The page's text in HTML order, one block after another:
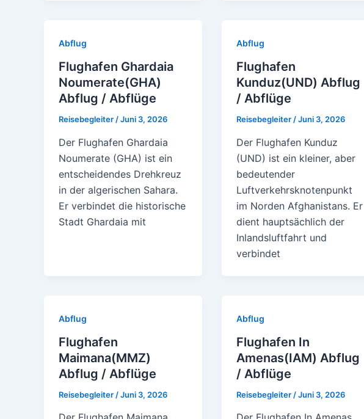
Abflug
Flughafen Ghardaia
Noumerate(GHA)
Abflug / Abflüge
Reisebegleiter /Juni 3, 2026
Der Flughafen Ghardaia
Noumerate (GHA) ist ein
entscheidendes Drehkreuz
in der algerischen Sahara.
Er verbindet die historische
Stadt Ghardaia mit
Abflug
Flughafen
Kunduz(UND) Abflug
/ Abflüge
Reisebegleiter /Juni 3, 2026
Der Flughafen Kunduz
(UND) ist ein kleiner, aber
bedeutender
Luftverkehrsknotenpunkt
im Norden Afghanistans. Er
dient hauptsächlich der
Inlandsluftfahrt und
verbindet
Abflug
Flughafen
Maimana(MMZ)
Abflug / Abflüge
Reisebegleiter /Juni 3, 2026
Abflug
Flughafen In
Amenas(IAM) Abflug
/ Abflüge
Reisebegleiter /Juni 3, 2026